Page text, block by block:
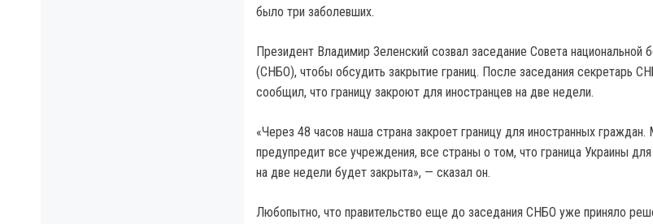
было три заболевших.
Президент Владимир Зеленский созвал заседание Совета национальной
(СНБО), чтобы обсудить закрытие границ. После заседания секретарь
сообщил, что границу закроют для иностранцев на две недели.
«Через 48 часов наша страна закроет границу для иностранных
предупредит все учреждения, все страны о том, что граница Украины
на две недели будет закрыта», — сказал он.
Любопытно, что правительство еще до заседания СНБО уже приняло